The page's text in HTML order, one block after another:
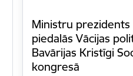
Ministru prezidents
piedalās Vācijas
Bavārijas Kristīgi
kongresā